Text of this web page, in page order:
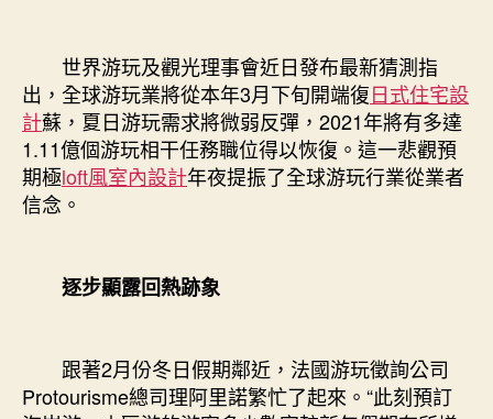
世界游玩及觀光理事會近日發布最新猜測指
出，全球游玩業將從本年3月下旬開端復日式住宅設
計蘇，夏日游玩需求將微弱反彈，2021年將有多達
1.11億個游玩相干任務職位得以恢復。這一悲觀預
期極loft風室內設計年夜提振了全球游玩行業從業者
信念。
逐步顯露回熱跡象
跟著2月份冬日假期鄰近，法國游玩徵詢公司
Protourisme總司理阿里諾繁忙了起來。“此刻預訂